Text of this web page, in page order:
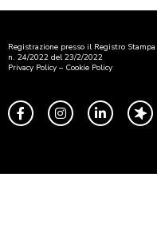
Registrazione presso il Registro
n. 24/2022 del 23/2/2022
Privacy Policy – Cookie Policy